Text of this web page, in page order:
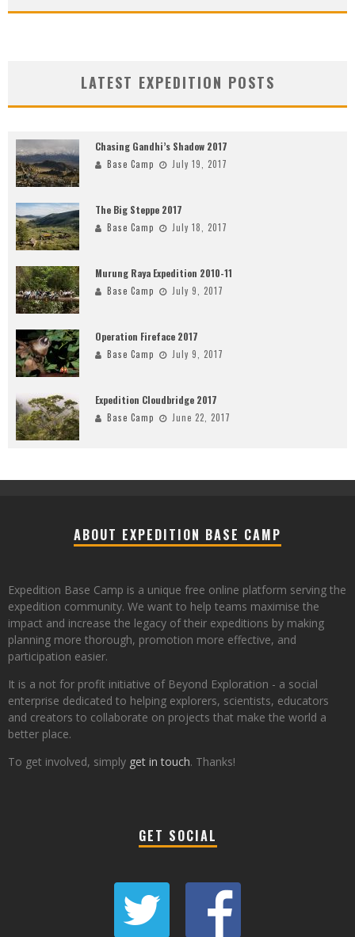
LATEST EXPEDITION POSTS
Chasing Gandhi’s Shadow 2017
Base Camp July 19, 2017
The Big Steppe 2017
Base Camp July 18, 2017
Murung Raya Expedition 2010-11
Base Camp July 9, 2017
Operation Fireface 2017
Base Camp July 9, 2017
Expedition Cloudbridge 2017
Base Camp June 22, 2017
ABOUT EXPEDITION BASE CAMP
Expedition Base Camp is a unique free online platform serving the
expedition community. We want to help teams maximise the
impact and increase the legacy of their expeditions by making
planning more thorough, promotion more effective, and
participation easier.
It is a not for profit initiative of Beyond Exploration - a social
enterprise dedicated to helping explorers, scientists, educators
and creators to collaborate on projects that make the world a
better place.
To get involved, simply get in touch. Thanks!
GET SOCIAL